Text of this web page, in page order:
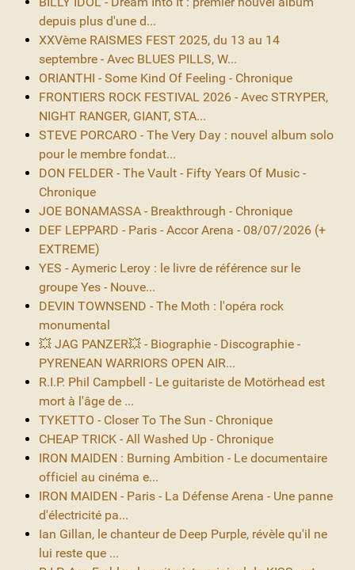
depuis plus d'une d...
XXVème RAISMES FEST 2025, du 13 au 14
septembre - Avec BLUES PILLS, W...
ORIANTHI - Some Kind Of Feeling - Chronique
FRONTIERS ROCK FESTIVAL 2026 - Avec STRYPER,
NIGHT RANGER, GIANT, STA...
STEVE PORCARO - The Very Day : nouvel album solo
pour le membre fondat...
DON FELDER - The Vault - Fifty Years Of Music -
Chronique
JOE BONAMASSA - Breakthrough - Chronique
DEF LEPPARD - Paris - Accor Arena - 08/07/2026 (+
EXTREME)
YES - Aymeric Leroy : le livre de référence sur le
groupe Yes - Nouve...
DEVIN TOWNSEND - The Moth : l'opéra rock
monumental
💥 JAG PANZER💥 - Biographie - Discographie -
PYRENEAN WARRIORS OPEN AIR...
R.I.P. Phil Campbell - Le guitariste de Motörhead est
mort à l'âge de ...
TYKETTO - Closer To The Sun - Chronique
CHEAP TRICK - All Washed Up - Chronique
IRON MAIDEN : Burning Ambition - Le documentaire
officiel au cinéma e...
IRON MAIDEN - Paris - La Défense Arena - Une panne
d'électricité pa...
Ian Gillan, le chanteur de Deep Purple, révèle qu'il ne
lui reste que ...